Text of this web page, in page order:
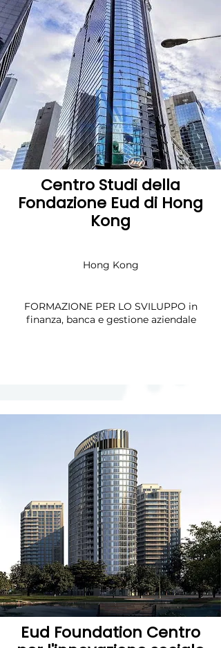
Centro Studi della
Fondazione Eud di Hong
Kong
Hong Kong
FORMAZIONE PER LO SVILUPPO in
finanza, banca e gestione aziendale
Eud Foundation Centro